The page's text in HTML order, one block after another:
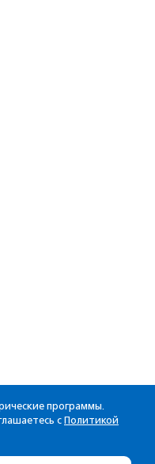
программы.
с Политикой